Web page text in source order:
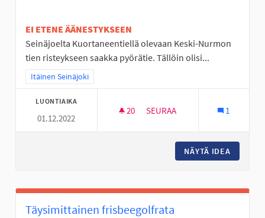
EI ETENE ÄÄNESTYKSEEN
Seinäjoelta Kuortaneentiellä olevaan Keski-Nurmon
tien risteykseen saakka pyörätie. Tällöin olisi...
Rajaa tulokset teeman mukaan: Itäinen Seinäjoki
Itäinen Seinäjoki
LUONTIAIKA
01.12.2022
20 20 SEURAAJAA
SEURAA 1
NÄYTÄ IDEA
Täysimittainen frisbeegolfrata